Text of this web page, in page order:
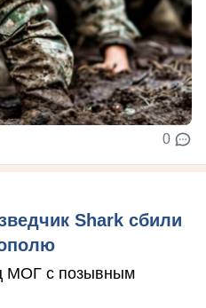
0
Shark сбили
МОГ с позывным